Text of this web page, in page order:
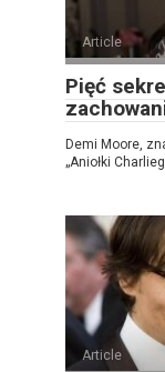
Article
Pięć
Demi Moore,
„Aniołki
Article